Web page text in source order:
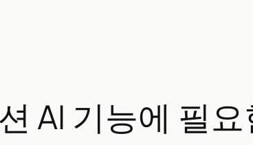
AI 기능에 필